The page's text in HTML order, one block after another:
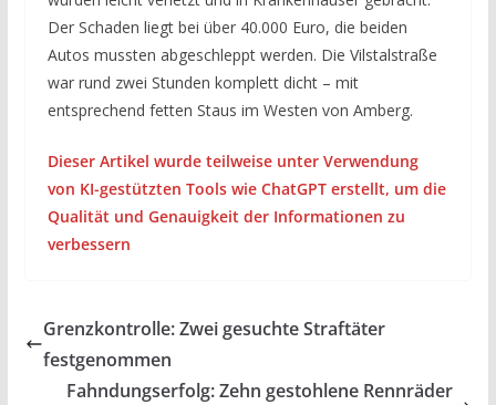
Der Schaden liegt bei über 40.000 Euro, die beiden
Autos mussten abgeschleppt werden. Die Vilstalstraße
war rund zwei Stunden komplett dicht – mit
entsprechend fetten Staus im Westen von Amberg.
Dieser Artikel wurde teilweise unter Verwendung
von KI-gestützten Tools wie ChatGPT erstellt, um die
Qualität und Genauigkeit der Informationen zu
verbessern
Grenzkontrolle: Zwei gesuchte Straftäter
festgenommen
Fahndungserfolg: Zehn gestohlene Rennräder